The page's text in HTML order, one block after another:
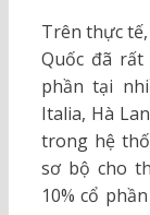
Trên thực
Quốc đã
phần tại
Italia, Hà
trong hệ
sơ bộ cho
10% cổ